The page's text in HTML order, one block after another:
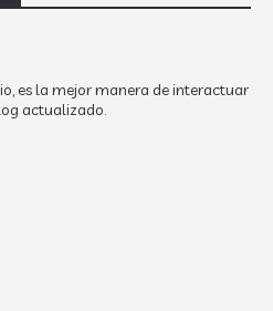
es la mejor manera de interactuar
actualizado.